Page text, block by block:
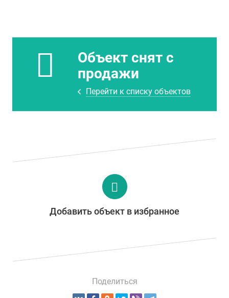
Объект снят с
продажи
Перейти к списку объектов
Добавить объект в избранное
Поделиться